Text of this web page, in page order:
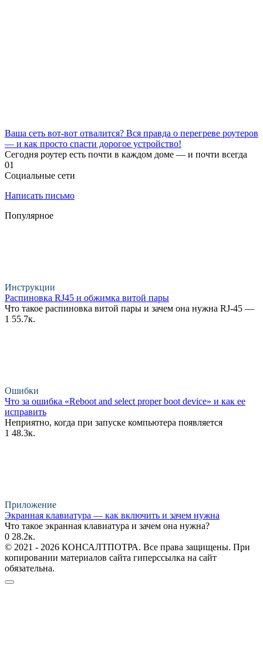
Ваша сеть вот-вот отвалится? Вся правда о перегреве роутеров
— и как просто спасти дорогое устройство!
Сегодня роутер есть почти в каждом доме — и почти всегда
01
Социальные сети
Написать письмо
Популярное
Инструкции
Распиновка RJ45 и обжимка витой пары
Что такое распиновка витой пары и зачем она нужна RJ-45 —
1 55.7к.
Ошибки
Что за ошибка «Reboot and select proper boot device» и как ее
исправить
Неприятно, когда при запуске компьютера появляется
1 48.3к.
Приложение
Экранная клавиатура — как включить и зачем нужна
Что такое экранная клавиатура и зачем она нужна?
0 28.2к.
© 2021 - 2026 КОНСАЛТПОТРА. Все права защищены. При
копировании материалов сайта гиперссылка на сайт
обязательна.